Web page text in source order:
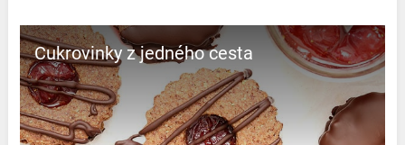
Cukrovinky z jedného cesta